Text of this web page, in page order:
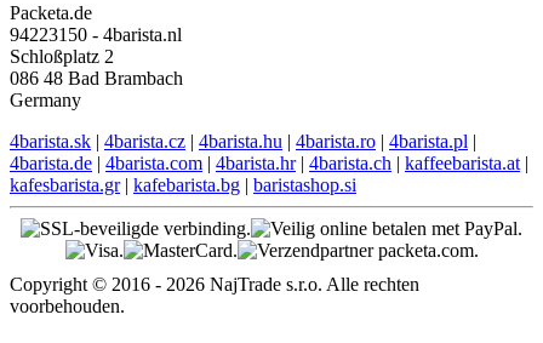
Packeta.de
94223150 - 4barista.nl
Schloßplatz 2
086 48 Bad Brambach
Germany
4barista.sk | 4barista.cz | 4barista.hu | 4barista.ro | 4barista.pl |
4barista.de | 4barista.com | 4barista.hr| 4barista.ch | kaffeebarista.at |
kafesbarista.gr| kafebarista.bg | baristashop.si
Copyright © 2016 - 2026 NajTrade s.r.o. Alle rechten
voorbehouden.